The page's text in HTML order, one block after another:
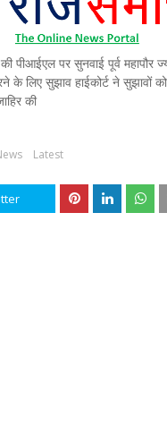
पीआईएल पर सुनवाई पूर्व महापौर
लिए सुझाव हाईकोर्ट ने सुझावों को
की
Latest